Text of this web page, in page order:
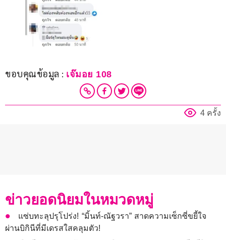
ขอบคุณข้อมูล : เจ๊มอย 108
4 ครั้ง
ข่าวยอดนิยมในหมวดหมู่
แซ่บทะลุปรุโปร่ง! “มิ้นท์-ณัฐวรา” สาดความเซ็กซี่ขยี้ใจ
ผ่านบิกินีที่มีเดรสใสคลุมตัว!